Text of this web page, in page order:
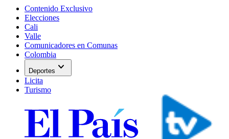
Contenido Exclusivo
Elecciones
Cali
Valle
Comunicadores en Comunas
Colombia
Deportes expand_more
Licita
Turismo